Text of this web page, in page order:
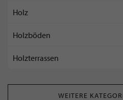
Holz
Holzböden
Holzterrassen
WEITERE